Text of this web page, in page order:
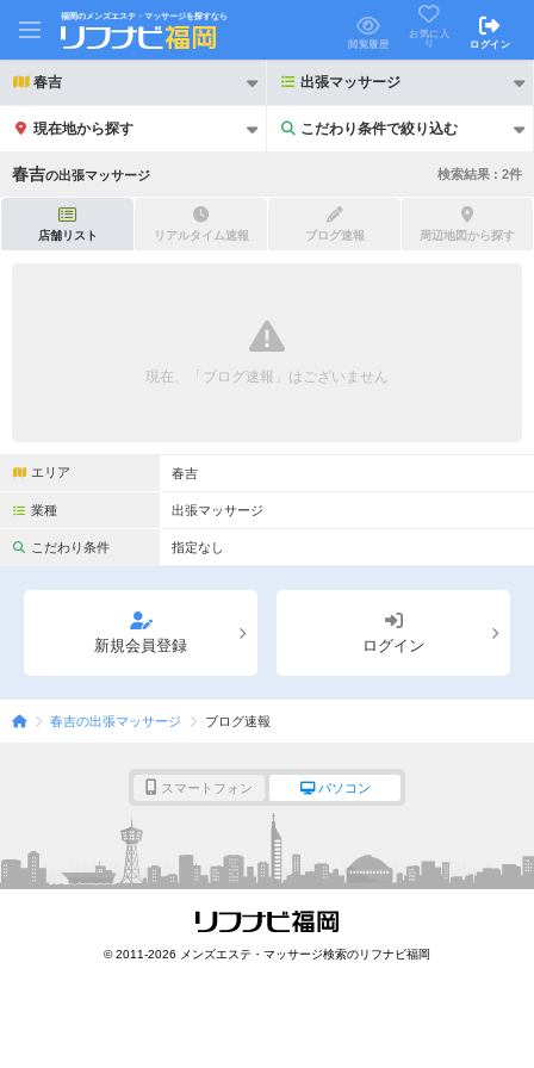
福岡のメンズエステ・マッサージを探すなら
閲覧履歴
お気に入
り
ログイン
春吉 出張マッサージ
現在地から探す こだわり条件で絞り込む
こだわり条件で絞り込む
完全個室
ペアルームあり シャワー室完備
フットバスあり
専用駐車場あり 有資格者在籍
日本人スタッフのみ
Ｗセラピスト
駅から徒歩5分以内
こだわり条件を変更
春吉の出張マッサージ 検索結果 : 2件
店舗リスト リアルタイム速報 ブログ速報 周辺地図から探す
現在、「ブログ速報」はございません
エリア 春吉
業種 出張マッサージ
こだわり条件 指定なし
新規会員登録 ログイン
春吉の出張マッサージ ブログ速報
スマートフォン パソコン
© 2011-2026 メンズエステ・マッサージ検索のリフナビ福岡